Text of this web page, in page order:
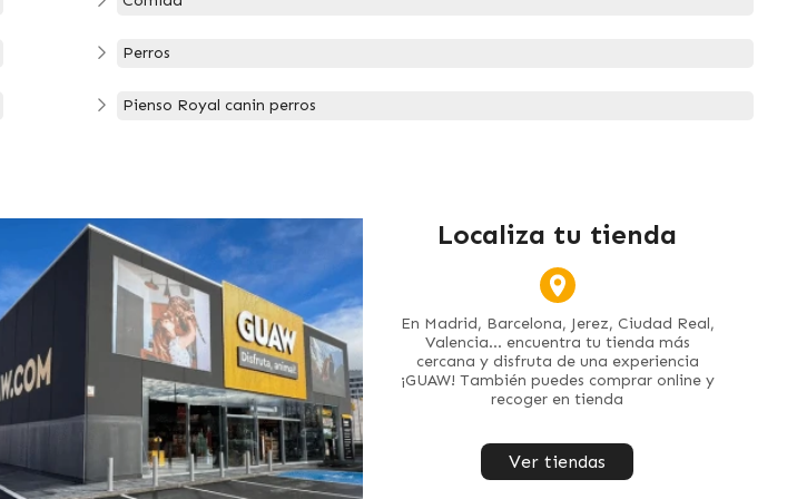
Perros
Pienso Royal canin perros
Localiza tu tienda
En Madrid, Barcelona, Jerez, Ciudad Real,
Valencia... encuentra tu tienda más
cercana y disfruta de una experiencia
¡GUAW! También puedes comprar online y
recoger en tienda
Ver tiendas